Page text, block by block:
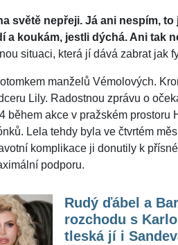
světě nepřeji. Já ani nespím,
a koukám, jestli dýchá. Ani tak
situaci, která jí dává zabrat jak
manželů Vémolových.
Lily. Radostnou zprávu o
během akce v pražském
Lela tehdy byla ve čtvrtém
komplikace ji donutily k
podporu.
Rudý ďábel a
rozchodu s
tleská jí i